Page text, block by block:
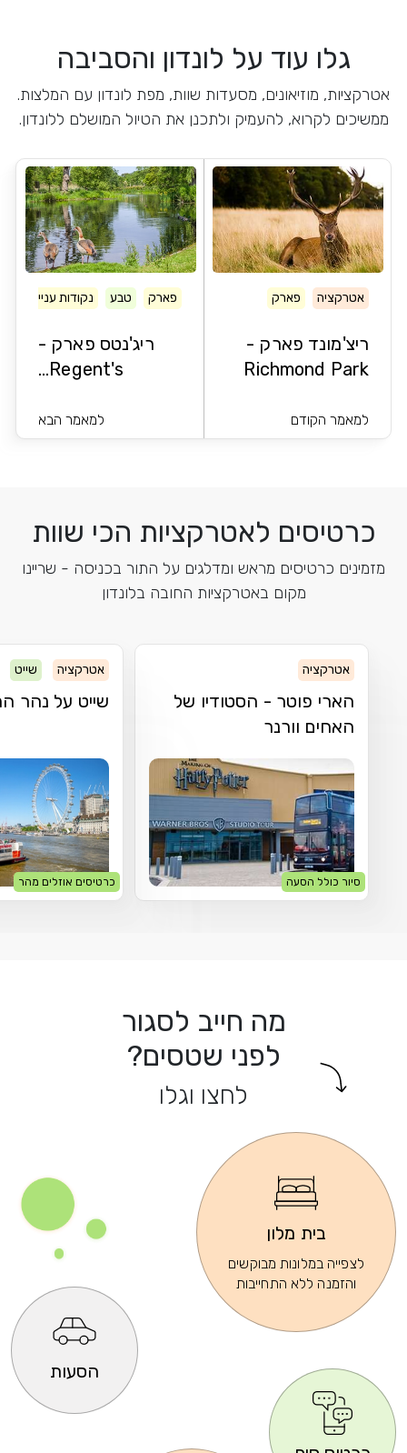
גלו עוד על לונדון והסביבה
אטרקציות, מוזיאונים, מסעדות שוות, מפת לונדון עם המלצות.
ממשיכים לקרוא, להעמיק ולתכנן את הטיול המושלם ללונדון.
אטרקציה פארק
ריצ'מונד פארק -
Richmond Park
למאמר הקודם
פארק טבע נקודות עניין
ריג'נטס פארק -
Regent's...
למאמר הבא
כרטיסים לאטרקציות הכי שוות
מזמינים כרטיסים מראש ומדלגים על התור בכניסה - שריינו
מקום באטרקציות החובה בלונדון
אטרקציה
הארי פוטר - הסטודיו של
האחים וורנר
סיור כולל הסעה
אטרקציה שייט
שייט על נהר
כרטיסים אוזלים מהר
מה חייב לסגור
לפני שטסים?
לחצו וגלו
הסעות
בית מלון
לצפייה במלונות מבוקשים
והזמנה ללא התחייבות